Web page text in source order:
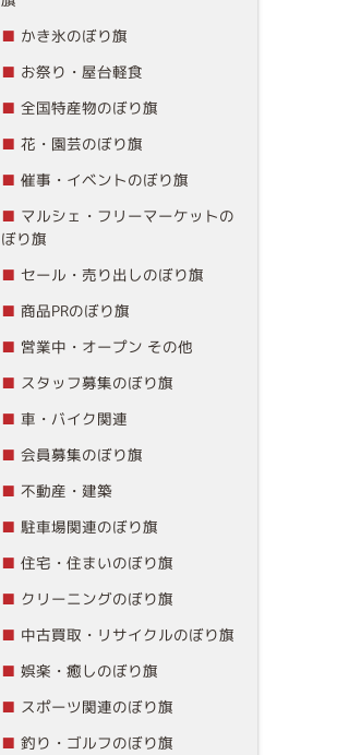
かき氷のぼり旗
お祭り・屋台軽食
全国特産物のぼり旗
花・園芸のぼり旗
催事・イベントのぼり旗
マルシェ・フリーマーケットの
ぼり旗
セール・売り出しのぼり旗
商品PRのぼり旗
営業中・オープン その他
スタッフ募集のぼり旗
車・バイク関連
会員募集のぼり旗
不動産・建築
駐車場関連のぼり旗
住宅・住まいのぼり旗
クリーニングのぼり旗
中古買取・リサイクルのぼり旗
娯楽・癒しのぼり旗
スポーツ関連のぼり旗
釣り・ゴルフのぼり旗